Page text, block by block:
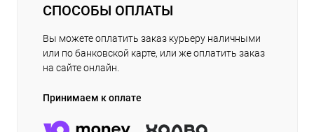
СПОСОБЫ ОПЛАТЫ
Вы можете оплатить заказ курьеру наличными
или по банковской карте, или же оплатить заказ
на сайте онлайн.
Принимаем к оплате